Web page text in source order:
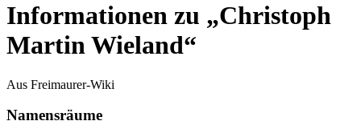
Informationen zu „Christoph
Martin Wieland“
Aus Freimaurer-Wiki
Namensräume